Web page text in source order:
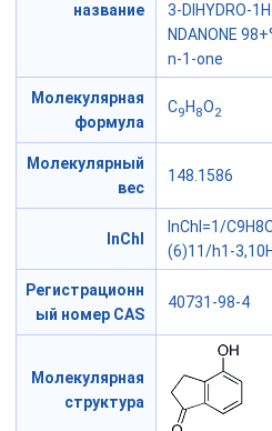
название
3-DIHYDRO-
NDANONE
n-1-one
Молекулярная
формула
C9 H 8O2
Молекулярный
вес
148.1586
InChI
InChI=1/
(6)11/h1-
Регистрационн
ый номер CAS
40731-98-4
Молекулярная
структура